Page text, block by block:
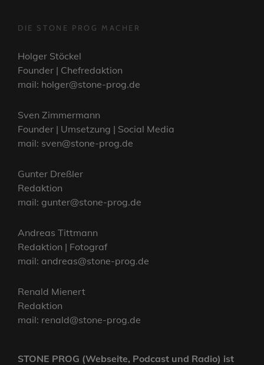
DIE STONE PROG MACHER
Holger Stöckel
Founder | Chefredaktion
mail: holger@stone-prog.de
Sven Zimmermann
Founder | Umsetzung | Social Media
mail: sven@stone-prog.de
Gunter Dreßler
Redaktion
mail: gunter@stone-prog.de
Andreas Tittmann
Redaktion | Fotograf
mail: andreas@stone-prog.de
Renald Mienert
Redaktion
mail: renald@stone-prog.de
STONE PROG (Webseite, Podcast und Radio) ist